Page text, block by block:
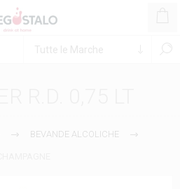
BEVANDE ALCOLICHE